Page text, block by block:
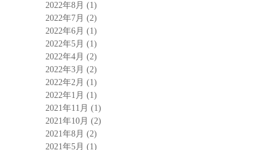
2022年8月 (1)
2022年7月 (2)
2022年6月 (1)
2022年5月 (1)
2022年4月 (2)
2022年3月 (2)
2022年2月 (1)
2022年1月 (1)
2021年11月 (1)
2021年10月 (2)
2021年8月 (2)
2021年5月 (1)